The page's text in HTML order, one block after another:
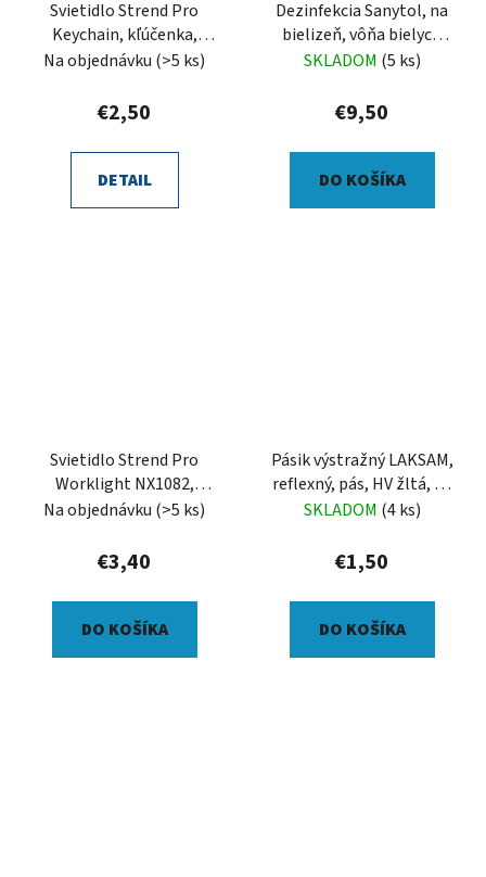
Svietidlo Strend Pro
Keychain, kľúčenka,
prívesok so zvukom,
Na objednávku (>5 ks)
€2,50
DETAIL
Dezinfekcia Sanytol, na
bielizeň, vôňa bielych
kvetov, 1500 ml
SKLADOM (5 ks)
€9,50
DO KOŠÍKA
Svietidlo Strend Pro
Worklight NX1082,
prívesok, LED 160 lm,
nabíjanie
Na objednávku (>5 ks)
€3,40
DO KOŠÍKA
Pásik výstražný LAKSAM,
reflexný, pás, HV žltá, 34
cm
SKLADOM (4 ks)
€1,50
DO KOŠÍKA